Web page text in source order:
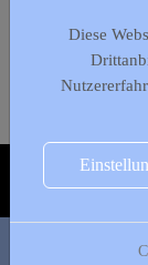
Vorheriger Tag
Mittwoch, 03. Juni
Folgetag
Es wurden keine
Copyright © 2020-
Diese